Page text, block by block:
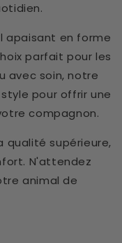
apaisant en forme
parfait pour les
avec soin, notre
pour offrir une
compagnon.
qualité supérieure,
N'attendez
animal de